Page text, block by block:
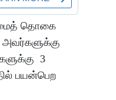
தொகை
அவர்களுக்கு
3
பயன்பெற